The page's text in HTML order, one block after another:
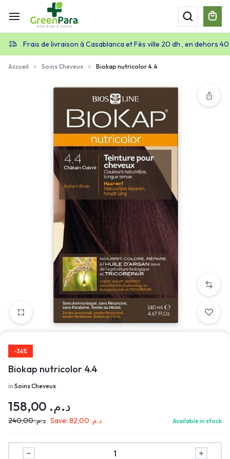
Frais de livraison à Casablanca et Fès ville 20 dh , en dehors
Accueil Soins Cheveux Biokap nutricolor 4.4
1/4
-34%
Biokap nutricolor 4.4
in Soins Cheveux
د.م.
د.م.240,00 Save: د.م. Available in stock